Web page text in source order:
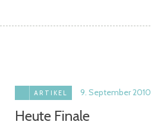
ARTIKEL 9. September 2010
Heute Finale